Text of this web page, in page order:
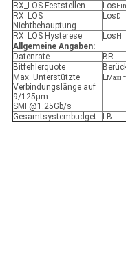
RX_LOS Feststellen Los
RX_LOS
Nichtbehauptung
Los D
RX_LOS Hysterese Los H
Allgemeine Angaben:
Datenrate
BR
Bitfehlerquote
Max. Unterstützte
Verbindungslänge auf
9/125μm
SMF@1.25Gb/s
L
Gesamtsystembudget LB